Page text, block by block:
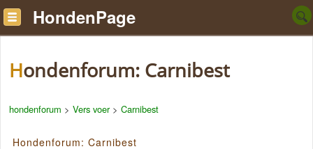
HondenPage
Hondenforum: Carnibest
hondenforum > Vers voer> Carnibest
Hondenforum: Carnibest